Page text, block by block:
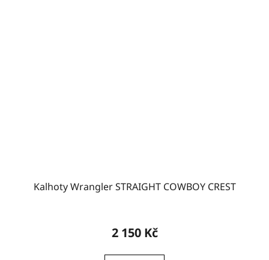
Kalhoty Wrangler STRAIGHT COWBOY CREST
2 150 Kč